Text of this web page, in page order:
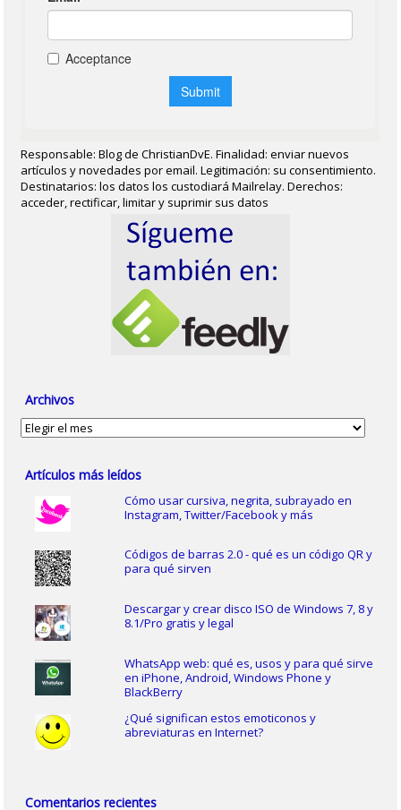
Responsable: Blog de ChristianDvE. Finalidad: enviar nuevos
artículos y novedades por email. Legitimación: su consentimiento.
Destinatarios: los datos los custodiará Mailrelay. Derechos:
acceder, rectificar, limitar y suprimir sus datos
Archivos
Archivos
Artículos más leídos
Cómo usar cursiva, negrita, subrayado en
Instagram, Twitter/Facebook y más
Códigos de barras 2.0 - qué es un código QR y
para qué sirven
Descargar y crear disco ISO de Windows 7, 8 y
8.1/Pro gratis y legal
WhatsApp web: qué es, usos y para qué sirve
en iPhone, Android, Windows Phone y
BlackBerry
¿Qué significan estos emoticonos y
abreviaturas en Internet?
Comentarios recientes